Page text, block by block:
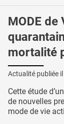
MODE de
mortalité
Actualité publiée il
Cette étude
de nouvelles
mode de vie